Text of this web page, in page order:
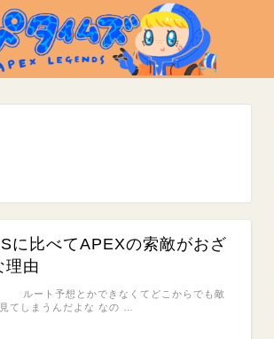
に比べてAPEXの索敵がおざ
理由
ート予想とかできなくてどこからでも敵
てしまうんだよな なの …